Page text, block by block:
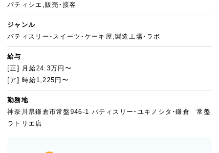
パティシエ,販売・接客
ジャンル
パティスリー・スイーツ・ケーキ屋,製造工場・ラボ
給与
[正] 月給24.3万円〜
[ア] 時給1,225円〜
勤務地
神奈川県鎌倉市常盤946-1 パティスリー・ユキノシタ・鎌倉 常盤
ラトリエ店